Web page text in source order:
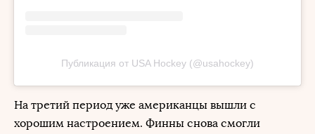
Публикация от USA Hockey (@usahockey)
На третий период уже американцы вышли с
хорошим настроением. Финны снова смогли